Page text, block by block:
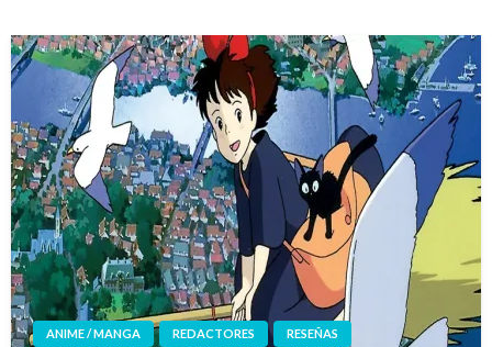
ANIME / MANGA REDACTORES RESEÑAS